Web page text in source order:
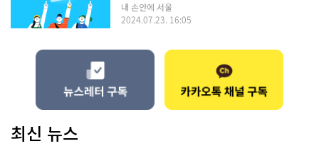
내 손안에 서울
2024.07.23. 16:05
최신 뉴스